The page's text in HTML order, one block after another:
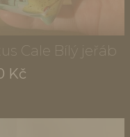
Cale Bílý jeřáb
Kč